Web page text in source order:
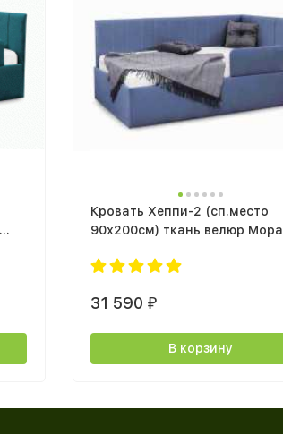
Кровать Хеппи-2 (сп.место
90х200см) ткань велюр Мора
31 590 ₽
В корзину